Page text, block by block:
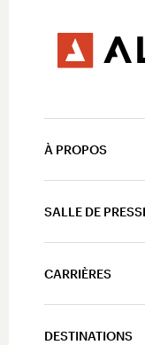
À PROPOS
SALLE DE
CARRIÈRES
DESTINATIONS